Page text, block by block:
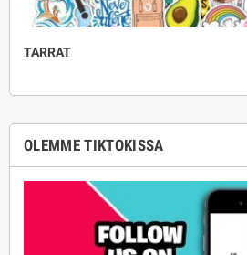
TARRAT
OLEMME TIKTOKISSA